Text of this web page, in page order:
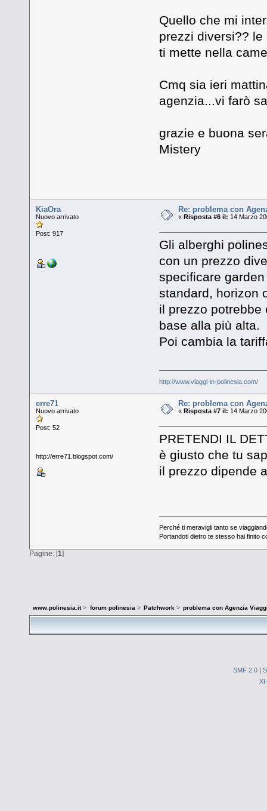
Quello che mi
prezzi diversi??
ti mette nella
Cmq sia ieri
agenzia...vi farò
grazie e buona
Mistery
KiaOra
Nuovo arrivato
Post: 917
Re: problema con
«Risposta #6 il: 14 Marzo
Gli alberghi
con un prezzo
specificare
standard, horizon
il prezzo potrebbe
base alla più alta.
Poi cambia la
http://www.viaggi-in-polinesia.com/
erre71
Nuovo arrivato
Post: 52
http://erre71.blogspot.com/
Re: problema con
«Risposta #7 il: 14 Marzo
PRETENDI IL
è giusto che tu
il prezzo dipende
Perché ti meravigli tanto se
Portandoti dietro te stesso hai finito
Pagine: [1]
www.polinesia.it> forum polinesia > Patchwork > problema con Agenzia
SMF 2.0 |